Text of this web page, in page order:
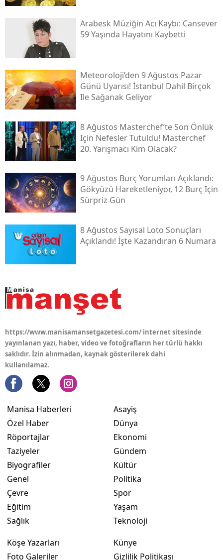
Arabesk Müziğin Acı Kaybı: Cansever
59 Yaşında Hayatını Kaybetti
Meteoroloji’den 9 Ağustos Pazar
Günü Uyarısı! İstanbul Dahil Birçok
Ile Sağanak Geliyor
8 Ağustos Masterchef’te Son Önlük
Için Nefesler Tutuldu! Masterchef
20. Yarışmacı Kim Olacak?
9 Ağustos Burç Yorumları Açıklandı:
Gökyüzü Hareketleniyor, 12 Burç Için
Sürpriz Gün
8 Ağustos Sayısal Loto Sonuçları
Açıklandı! İşte Kazandıran 6 Numara
https://www.manisamansetgazetesi.com/ internet sitesinde
yayınlanan yazı, haber, video ve fotoğrafların her türlü hakkı
saklıdır. İzin alınmadan, kaynak gösterilerek dahi
kullanılamaz.
Manisa Haberleri
Özel Haber
Röportajlar
Taziyeler
Biyografiler
Genel
Çevre
Eğitim
Sağlık
Asayiş
Dünya
Ekonomi
Gündem
Kültür
Politika
Spor
Yaşam
Teknoloji
Köşe Yazarları
Foto Galeriler
Künye
Gizlilik Politikası